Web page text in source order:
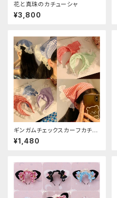
花と真珠のカチューシャ
¥3,800
ギンガムチェックスカーフカチュ
ーシャ
¥1,480